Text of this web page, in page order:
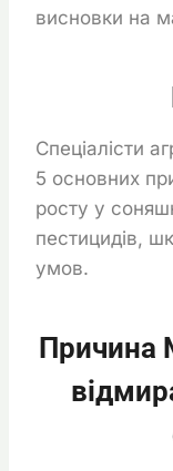
висновки на
Спеціалісти
5 основних
росту у
пестицидів,
умов.
Причина